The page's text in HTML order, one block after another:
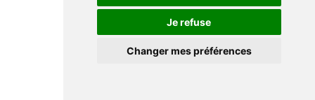
Je refuse
Changer mes préférences